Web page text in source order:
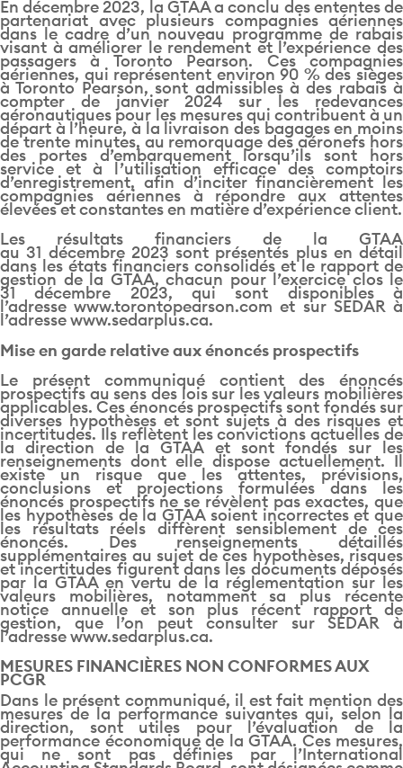
En décembre 2023, la GTAA a conclu des ententes de
partenariat avec plusieurs compagnies aériennes
dans le cadre d’un nouveau programme de rabais
visant à améliorer le rendement et l’expérience des
passagers à Toronto Pearson. Ces compagnies
aériennes, qui représentent environ 90 % des sièges
à Toronto Pearson, sont admissibles à des rabais à
compter de janvier 2024 sur les redevances
aéronautiques pour les mesures qui contribuent à un
départ à l’heure, à la livraison des bagages en moins
de trente minutes, au remorquage des aéronefs hors
des portes d’embarquement lorsqu’ils sont hors
service et à l’utilisation efficace des comptoirs
d’enregistrement, afin d’inciter financièrement les
compagnies aériennes à répondre aux attentes
élevées et constantes en matière d’expérience client.
Les résultats financiers de la GTAA
au 31 décembre 2023 sont présentés plus en détail
dans les états financiers consolidés et le rapport de
gestion de la GTAA, chacun pour l’exercice clos le
31 décembre 2023, qui sont disponibles à
l’adresse www.torontopearson.com et sur SEDAR à
l’adresse www.sedarplus.ca.
Mise en garde relative aux énoncés prospectifs
Le présent communiqué contient des énoncés
prospectifs au sens des lois sur les valeurs mobilières
applicables. Ces énoncés prospectifs sont fondés sur
diverses hypothèses et sont sujets à des risques et
incertitudes. Ils reflètent les convictions actuelles de
la direction de la GTAA et sont fondés sur les
renseignements dont elle dispose actuellement. Il
existe un risque que les attentes, prévisions,
conclusions et projections formulées dans les
énoncés prospectifs ne se révèlent pas exactes, que
les hypothèses de la GTAA soient incorrectes et que
les résultats réels diffèrent sensiblement de ces
énoncés. Des renseignements détaillés
supplémentaires au sujet de ces hypothèses, risques
et incertitudes figurent dans les documents déposés
par la GTAA en vertu de la réglementation sur les
valeurs mobilières, notamment sa plus récente
notice annuelle et son plus récent rapport de
gestion, que l’on peut consulter sur SEDAR à
l’adresse www.sedarplus.ca.
MESURES FINANCIÈRES NON CONFORMES AUX
PCGR
Dans le présent communiqué, il est fait mention des
mesures de la performance suivantes qui, selon la
direction, sont utiles pour l’évaluation de la
performance économique de la GTAA. Ces mesures,
qui ne sont pas définies par l’International